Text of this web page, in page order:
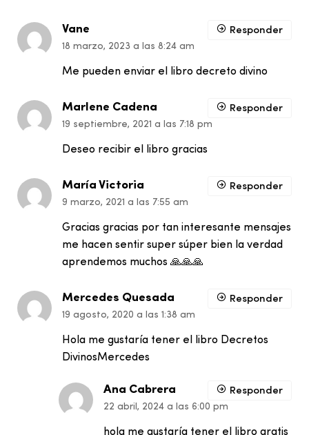
Vane
18 marzo, 2023 a las 8:24 am
Me pueden enviar el libro decreto divino
Responder
Marlene Cadena
19 septiembre, 2021 a las 7:18 pm
Deseo recibir el libro gracias
Responder
María Victoria
9 marzo, 2021 a las 7:55 am
Gracias gracias por tan interesante mensajes
me hacen sentir super súper bien la verdad
aprendemos muchos 🙏🙏🙏
Responder
Mercedes Quesada
19 agosto, 2020 a las 1:38 am
Hola me gustaría tener el libro Decretos
DivinosMercedes
Responder
Ana Cabrera
22 abril, 2024 a las 6:00 pm
hola me gustaría tener el libro gratis
Responder